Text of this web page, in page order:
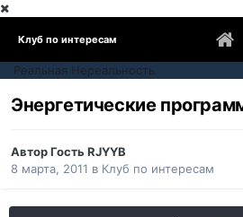
Клуб по интересам
Реальная Нереальность
Энергетические
Автор Гость RJYYB
8 марта, 2011 в Клуб по интересам